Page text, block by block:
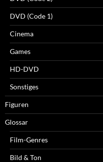
DVD (Code 1)
Cinema
Games
HD-DVD
Sonstiges
Figuren
Glossar
Film-Genres
Bild & Ton